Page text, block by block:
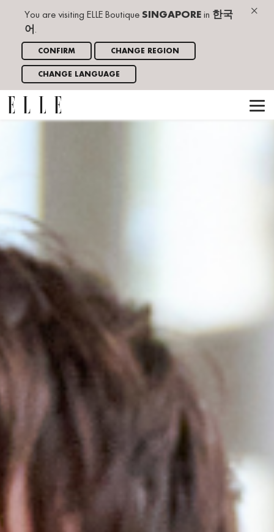
×
You are visiting ELLE Boutique SINGAPORE in 한국
어 .
CONFIRM CHANGE REGION
CHANGE LANGUAGE